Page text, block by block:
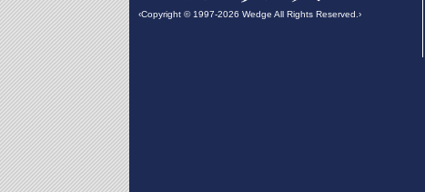
‹Copyright © 1997-2026 Wedge All Rights Reserved.›